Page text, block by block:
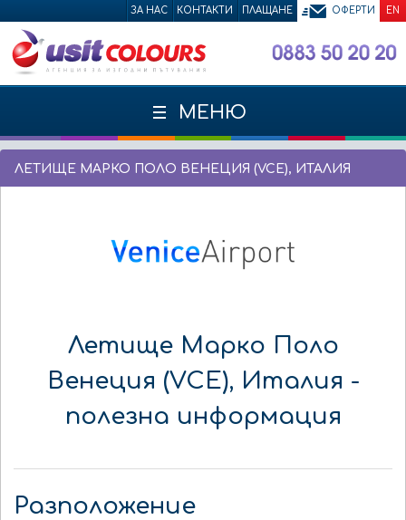
ЗА НАС КОНТАКТИ ПЛАЩАНЕ ОФЕРТИ EN
МЕНЮ
ЛЕТИЩЕ МАРКО ПОЛО ВЕНЕЦИЯ (VCE), ИТАЛИЯ
Летище Марко Поло
Венеция (VCE), Италия -
полезна информация
Разположение